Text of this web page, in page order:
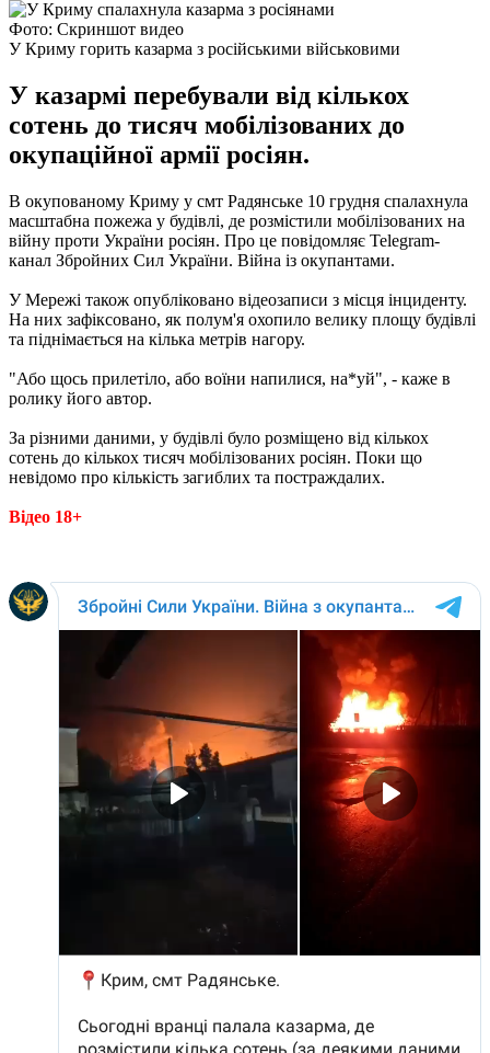
Фото: Скриншот видео
У Криму горить казарма з російськими військовими
У казармі перебували від кількох
сотень до тисяч мобілізованих до
окупаційної армії росіян.
В окупованому Криму у смт Радянське 10 грудня спалахнула
масштабна пожежа у будівлі, де розмістили мобілізованих на
війну проти України росіян. Про це повідомляє Telegram-
канал Збройних Сил України. Війна із окупантами.
У Мережі також опубліковано відеозаписи з місця інциденту.
На них зафіксовано, як полум'я охопило велику площу будівлі
та піднімається на кілька метрів нагору.
"Або щось прилетіло, або воїни напилися, на*уй", - каже в
ролику його автор.
За різними даними, у будівлі було розміщено від кількох
сотень до кількох тисяч мобілізованих росіян. Поки що
невідомо про кількість загиблих та постраждалих.
Відео 18+